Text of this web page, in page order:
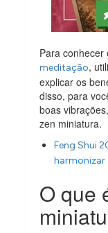
Para
meditação,
explicar os
disso, para
boas
zen miniatura.
Feng Shui
harmonizar
O que